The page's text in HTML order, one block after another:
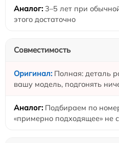
3–5 лет при
этого достаточно
Совместимость
Полная: деталь
вашу модель, подгонять
Подбираем по
«примерно подходящее» не